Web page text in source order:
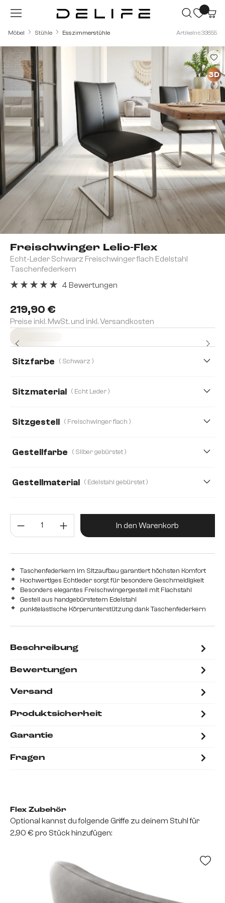
Zum Hauptinhalt springen
Möbel Stühle Esszimmerstühle Artikelnr.: 33855
Freischwinger Lelio-Flex
Echt-Leder Schwarz Freischwinger flach Edelstahl
Taschenfederkern
219,90 €
Preise inkl. MwSt. und inkl. Versandkosten
4 Bewertungen
Sitzfarbe ( Schwarz )
Sitzmaterial ( Echt Leder )
Sitzgestell ( Freischwinger flach )
Gestellfarbe ( Silber gebürstet )
Gestellmaterial ( Edelstahl gebürstet )
Holz Metall Produkt Anzahl: Gib den
In den Warenkorb
Taschenfederkern im Sitzaufbau garantiert höchsten Komfort
Hochwertiges Echtleder sorgt für besondere Geschmeidigkeit
Besonders elegantes Freischwingergestell mit Flachstahl
Gestell aus handgebürstetem Edelstahl
punktelastische Körperunterstützung dank Taschenfederkern
Bildergalerie überspringen
3D
Beschreibung
Bewertungen
Versand
Produktsicherheit
Garantie
Fragen
Flex Zubehör
Optional kannst du folgende Griffe zu deinem Stuhl für
2,90 € pro Stück hinzufügen: